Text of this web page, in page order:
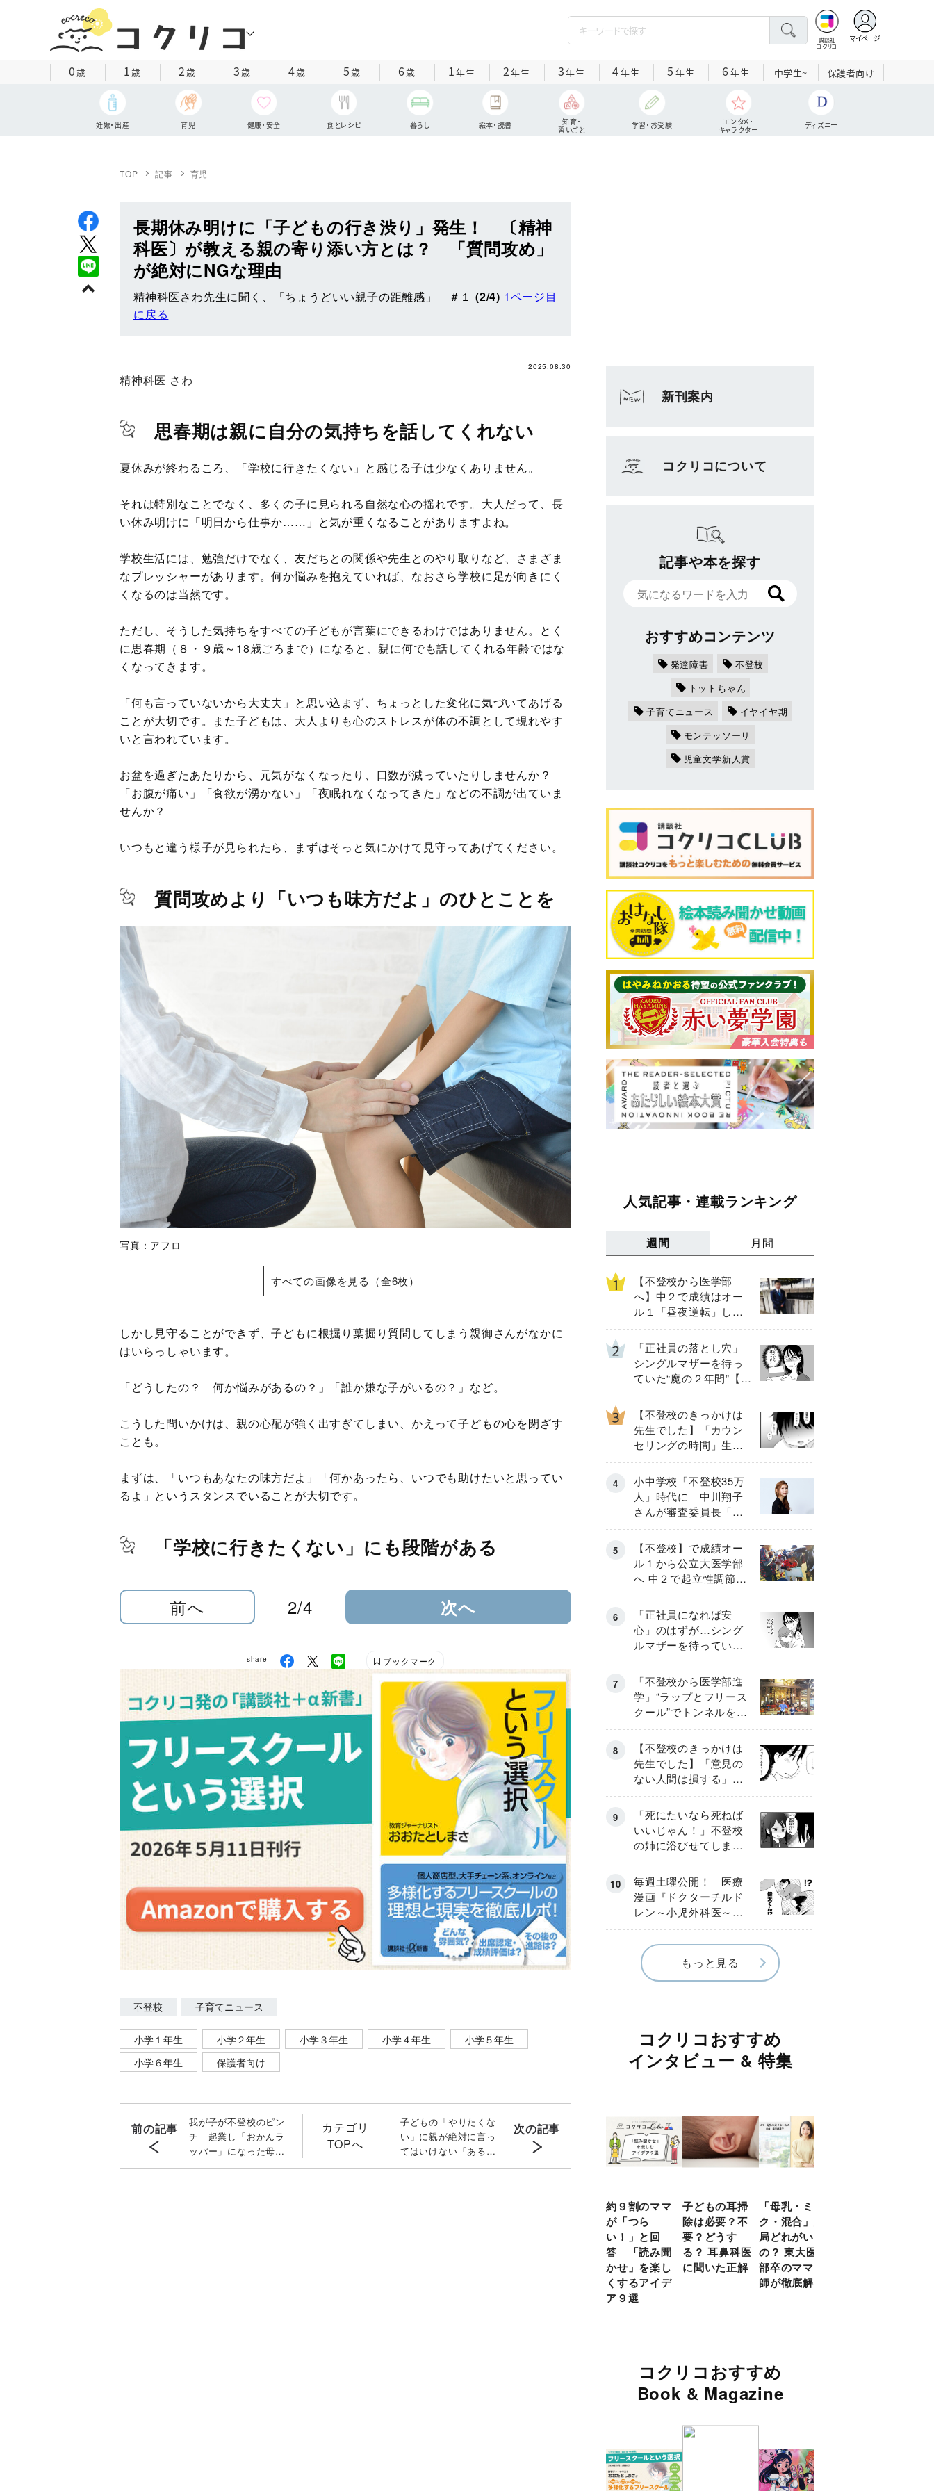
講談社
コクリコ
マイページ
0歳 1歳 2歳 3歳 4歳 5歳 6歳 1年生 2年生 3年生 4年生 5 年生 6 年生 中学生~ 保護者向け
妊娠・出産 育児 健康・安全 食とレシピ 暮らし 絵本・読書
知育・
習いごと
学習・お受験
エンタメ・
キャラクター
ディズニー
TOP 記事 育児
長期休み明けに「子どもの行き渋り」発生！ 〔精神
科医〕が教える親の寄り添い方とは？ 「質問攻め」
が絶対にNGな理由
精神科医さわ先生に聞く、「ちょうどいい親子の距離感」 ＃１ (2/4) 1ページ目
に戻る
2025.08.30
精神科医 さわ
思春期は親に自分の気持ちを話してくれない
夏休みが終わるころ、「学校に行きたくない」と感じる子は少なくありません。
それは特別なことでなく、多くの子に見られる自然な心の揺れです。大人だって、長
い休み明けに「明日から仕事か……」と気が重くなることがありますよね。
学校生活には、勉強だけでなく、友だちとの関係や先生とのやり取りなど、さまざま
なプレッシャーがあります。何か悩みを抱えていれば、なおさら学校に足が向きにく
くなるのは当然です。
ただし、そうした気持ちをすべての子どもが言葉にできるわけではありません。とく
に思春期（８・９歳～18歳ごろまで）になると、親に何でも話してくれる年齢ではな
くなってきます。
「何も言っていないから大丈夫」と思い込まず、ちょっとした変化に気づいてあげる
ことが大切です。また子どもは、大人よりも心のストレスが体の不調として現れやす
いと言われています。
お盆を過ぎたあたりから、元気がなくなったり、口数が減っていたりしませんか？
「お腹が痛い」「食欲が湧かない」「夜眠れなくなってきた」などの不調が出ていま
せんか？
いつもと違う様子が見られたら、まずはそっと気にかけて見守ってあげてください。
質問攻めより「いつも味方だよ」のひとことを
写真：アフロ
すべての画像を見る（全6枚）
しかし見守ることができず、子どもに根掘り葉掘り質問してしまう親御さんがなかに
はいらっしゃいます。
「どうしたの？ 何か悩みがあるの？」「誰か嫌な子がいるの？」など。
こうした問いかけは、親の心配が強く出すぎてしまい、かえって子どもの心を閉ざす
ことも。
まずは、「いつもあなたの味方だよ」「何かあったら、いつでも助けたいと思ってい
るよ」というスタンスでいることが大切です。
「学校に行きたくない」にも段階がある
前へ 2/4 次へ
share ブックマーク
不登校 子育てニュース
小学１年生 小学２年生 小学３年生 小学４年生
小学５年生
小学６年生
保護者向け
前の記事
我が子が不登校のピン
チ 起業し「おかんラ
ッパー」になった母
大反響“子育てリリッ
カテゴリ
TOPへ
子どもの「やりたくな
い」に親が絶対に言っ
てはいけない「ある言
葉」
次の記事
新刊案内
コクリコについて
記事や本を探す
おすすめコンテンツ
発達障害
不登校
トットちゃん
子育てニュース
イヤイヤ期
モンテッソーリ
児童文学新人賞
人気記事・連載ランキング
週間 月間
【不登校から医学部
へ】中２で成績はオー
ル１「昼夜逆転」した
わが子を”夜遊び”に連れ
出した母の気づき
「正社員の落とし穴」
シングルマザーを待っ
ていた“魔の２年間”【後
編】
【不登校のきっかけは
先生でした】「カウン
セリングの時間」生徒
の情報をバラしたの
は…《第２話》
小中学校「不登校35万
人」時代に 中川翔子
さんが審査委員長「不
登校生動画甲子園
2026」が開催
【不登校】で成績オー
ル１から公立大医学部
へ 中２で起立性調節障
害「治るまで３年」の
診断 そのとき母は
「正社員になれば安
心」のはずが…シング
ルマザーを待ってい
た“魔の２年間”【前編】
「不登校から医学部進
学」“ラップとフリース
クール”でトンネルを脱
して高校受験へ〔元野
球少年の実話〕
【不登校のきっかけは
先生でした】「意見の
ない人間は損する」担
任の一言が苦しみに…
《第１話》
「死にたいなら死ねば
いいじゃん！」不登校
の姉に浴びせてしまっ
た言葉【番外編・後
編】
毎週土曜公開！ 医療
漫画『ドクターチルド
レン～小児外科医～』
【Episode.４】
もっと見る
コクリコおすすめ
インタビュー & 特集
約９割のママ
が「つら
い！」と回
答 「読み聞
かせ」を楽し
くするアイデ
ア９選
子どもの耳掃
除は必要？不
要？どうす
る？ 耳鼻科医
に聞いた正解
「母乳・ミル
ク・混合」結
局どれがいい
の？ 東大医学
部卒のママ医
師が徹底解説
コクリコおすすめ
Book & Magazine